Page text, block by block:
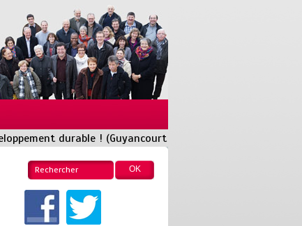
durable ! (Guyancourt